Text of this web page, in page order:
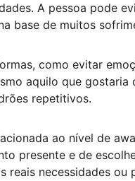
A pessoa pode
base de muitos
como evitar
aquilo que
repetitivos.
ao nível de
presente e de
reais necessidades ou